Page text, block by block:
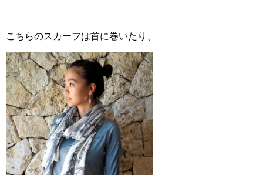
こちらのスカーフは首に巻いたり、